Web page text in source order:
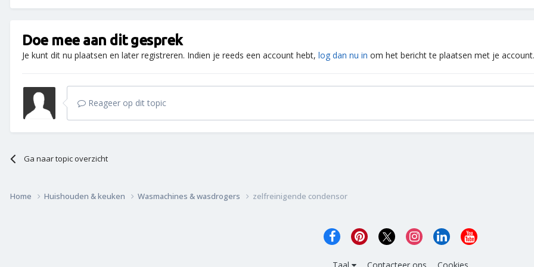
Doe mee aan dit gesprek
Je kunt dit nu plaatsen en later registreren. Indien je reeds een account hebt, log dan nu in om het bericht te plaatsen met je account.
Reageer op dit topic
Ga naar topic overzicht
Home Huishouden & keuken Wasmachines & wasdrogers zelfreinigende condensor